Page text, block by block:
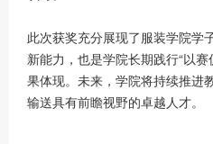
此次获奖充分展现了服装学院学
新能力，也是学院长期践行“以
果体现。未来，学院将持续推进
输送具有前瞻视野的卓越人才。